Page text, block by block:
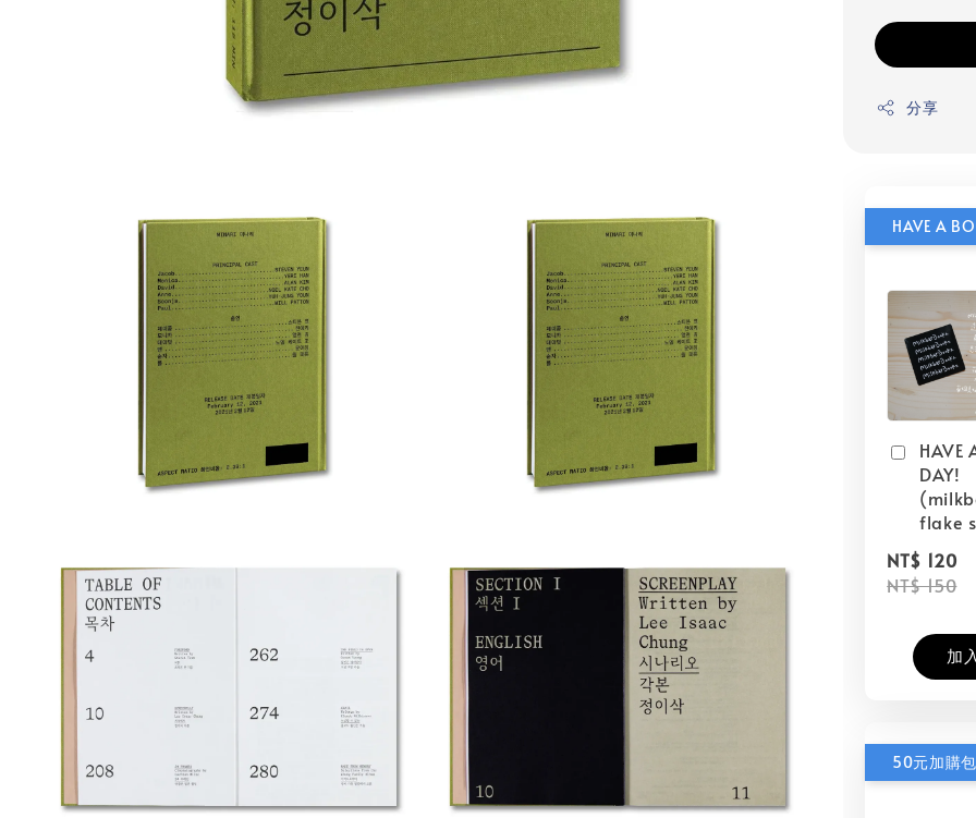
分享
HAVE
DAY!
flake
NT$ 120
NT$ 150
加
50元加購